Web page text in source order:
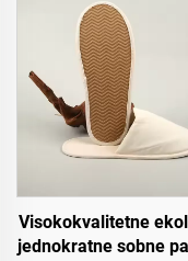
Visokokvalitetne
jednokratne sobne